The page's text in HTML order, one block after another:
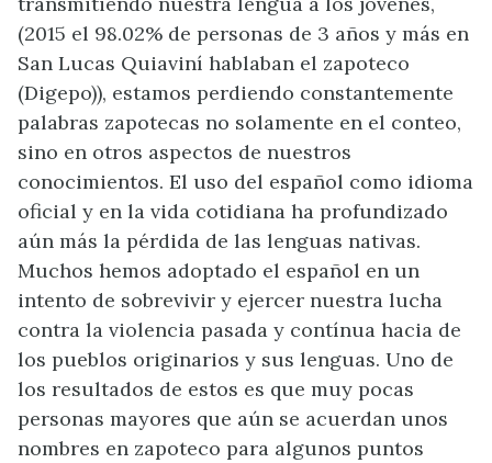
(2015 el 98.02% de personas de 3 años y más en
San Lucas Quiaviní hablaban el zapoteco
(Digepo)), estamos perdiendo constantemente
palabras zapotecas no solamente en el conteo,
sino en otros aspectos de nuestros
conocimientos. El uso del español como idioma
oficial y en la vida cotidiana ha profundizado
aún más la pérdida de las lenguas nativas.
Muchos hemos adoptado el español en un
intento de sobrevivir y ejercer nuestra lucha
contra la violencia pasada y contínua hacia de
los pueblos originarios y sus lenguas. Uno de
los resultados de estos es que muy pocas
personas mayores que aún se acuerdan unos
nombres en zapoteco para algunos puntos